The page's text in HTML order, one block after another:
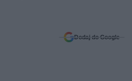
Dodaj do Google